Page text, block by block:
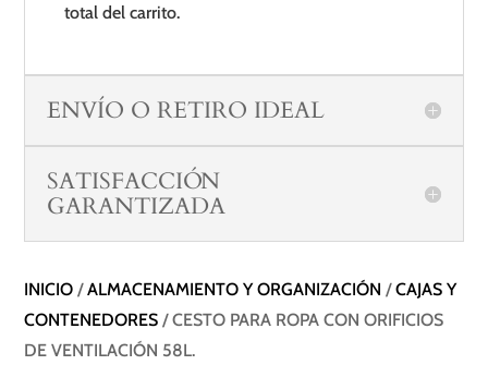
total del carrito.
ENVÍO O RETIRO IDEAL
SATISFACCIÓN
GARANTIZADA
INICIO /ALMACENAMIENTO Y ORGANIZACIÓN /CAJAS Y
CONTENEDORES / CESTO PARA ROPA CON ORIFICIOS
DE VENTILACIÓN 58L.